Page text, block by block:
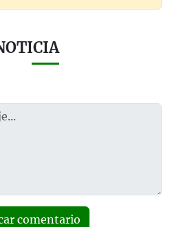
comentario